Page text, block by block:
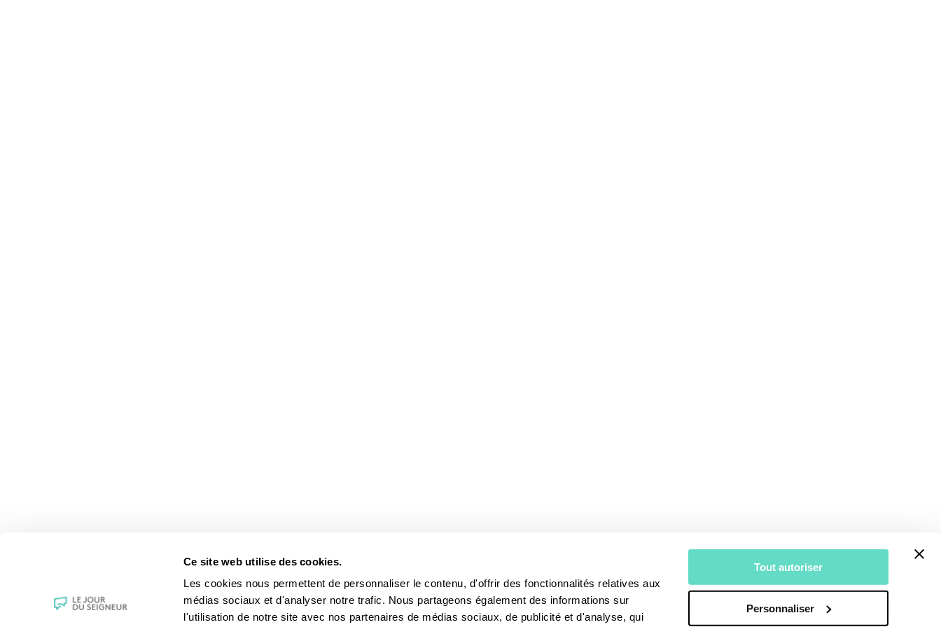
Ce site web utilise des cookies.
Les cookies nous permettent de personnaliser le contenu, d'offrir des fonctionnalités relatives aux
médias sociaux et d'analyser notre trafic. Nous partageons également des informations sur
l'utilisation de notre site avec nos partenaires de médias sociaux, de publicité et d'analyse, qui
Tout autoriser
Personnaliser